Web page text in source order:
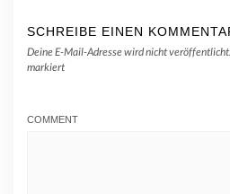
SCHREIBE EINEN
Deine E-Mail-Adresse wird nicht veröffentlicht.
markiert
COMMENT